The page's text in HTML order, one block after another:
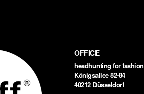
OFFICE
headhunting for fashion
Königsallee 82-84
40212 Düsseldorf